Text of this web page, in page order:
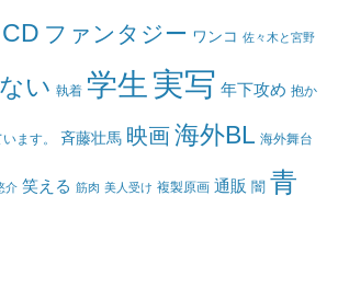
ファンタジー ワンコ 佐々木と宮野
い 執着 学生 実写 年下攻め 抱か
ます。 斉藤壮馬 映画海外BL 海外舞台
介 笑える 筋肉 美人受け 複製原画 通販 闇 青